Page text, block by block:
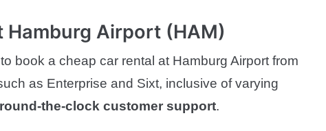
Hamburg Airport (HAM)
book a cheap car rental at Hamburg Airport from
as Enterprise and Sixt, inclusive of varying
the-clock customer support.